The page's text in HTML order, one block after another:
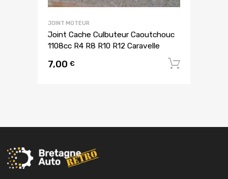
JOINT MOTEUR
Joint Cache Culbuteur Caoutchouc
1108cc R4 R8 R10 R12 Caravelle
7,00 €